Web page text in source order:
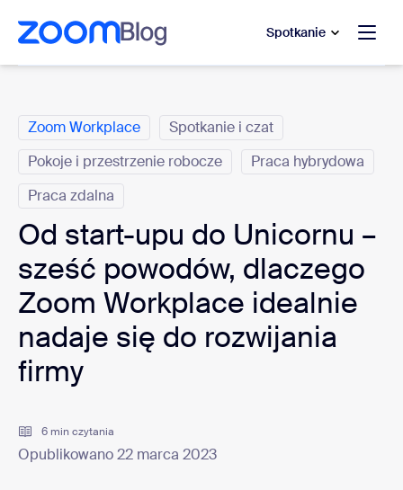
treści głównej
pomocy na czacie
Spotkanie
Zoom Workplace
Spotkanie i czat
Pokoje i przestrzenie robocze
Praca hybrydowa
Praca zdalna
Od start-upu do Unicornu –
sześć powodów, dlaczego
Zoom Workplace idealnie
nadaje się do rozwijania
firmy
6 min czytania
Opublikowano 22 marca 2023